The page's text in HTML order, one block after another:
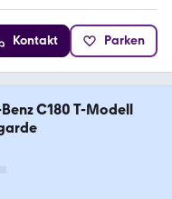
Kontakt Parken
C180 T-Modell